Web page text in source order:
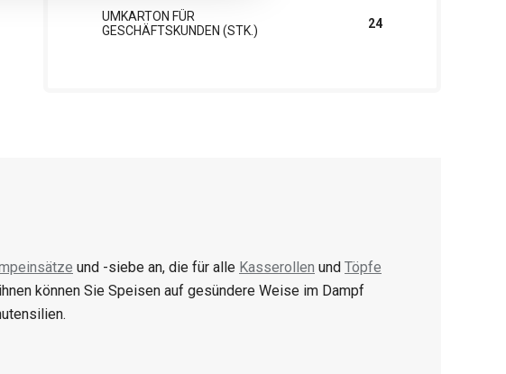
UMKARTON FÜR
GESCHÄFTSKUNDEN (STK.)
24
und -siebe an, die für alle Kasserollen und Töpfe
können Sie Speisen auf gesündere Weise im Dampf